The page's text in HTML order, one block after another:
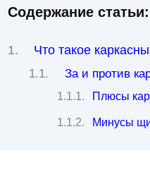
Содержание статьи:
Что такое
За и против
Плюсы
Минусы